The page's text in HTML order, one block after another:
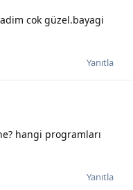
cok güzel.bayagi
Yanıtla
hangi programları
Yanıtla